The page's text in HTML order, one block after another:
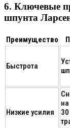
6. Ключевые
шпунта
Преимущество
Быстрота
Низкие усилия
30